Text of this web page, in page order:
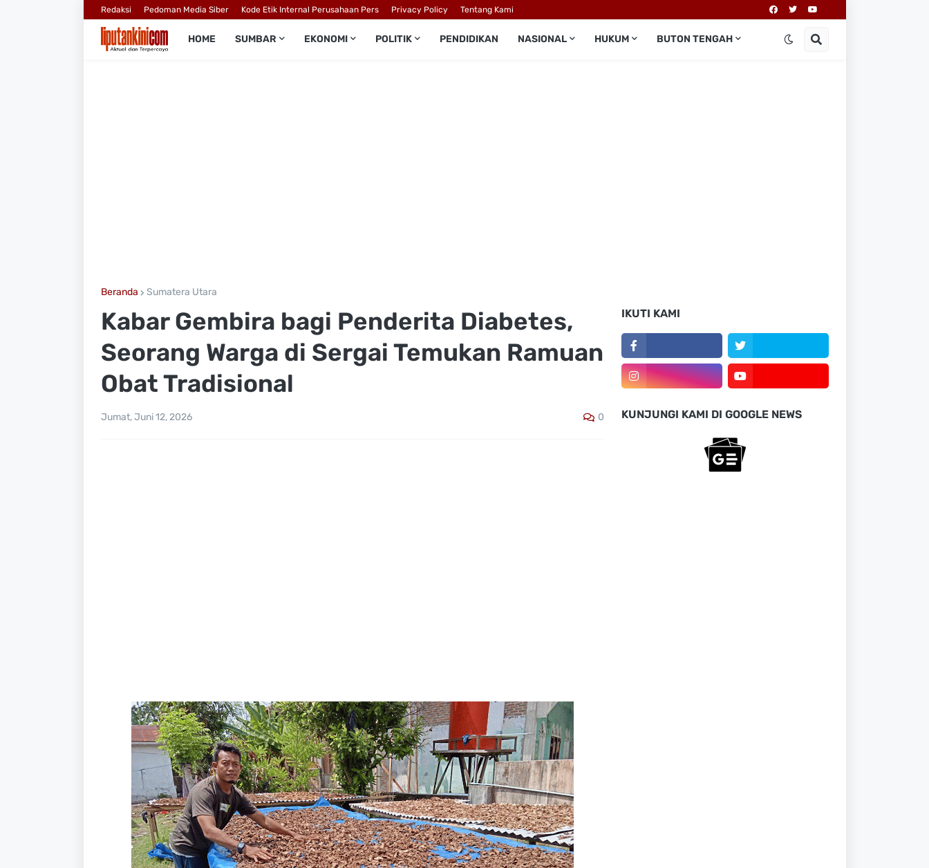
Redaksi Pedoman Media Siber Kode Etik Internal Perusahaan Pers Privacy Policy Tentang Kami
HOME SUMBAR EKONOMI POLITIK PENDIDIKAN NASIONAL HUKUM BUTON TENGAH
Beranda Sumatera Utara
Kabar Gembira bagi Penderita Diabetes,
Seorang Warga di Sergai Temukan Ramuan
Obat Tradisional
Jumat, Juni 12, 2026 0
IKUTI KAMI
KUNJUNGI KAMI DI GOOGLE NEWS